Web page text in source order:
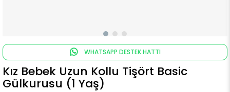
WHATSAPP DESTEK HATTI
Kız Bebek Uzun Kollu Tişört Basic
Gülkurusu (1 Yaş)